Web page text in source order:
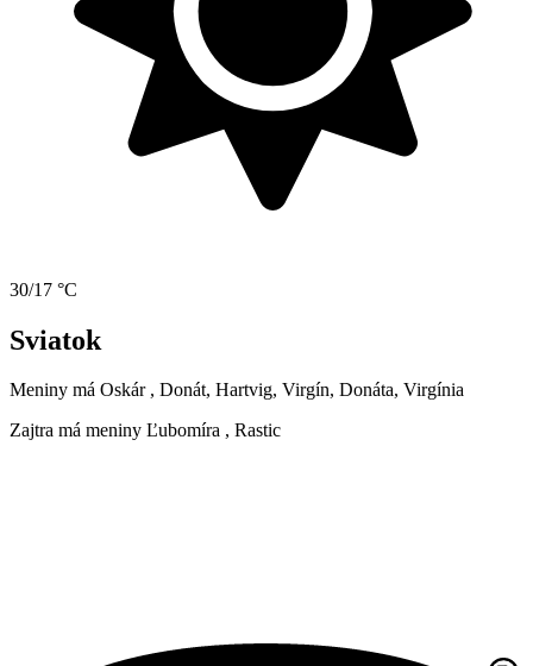
30/17 °C
Sviatok
Meniny má Oskár , Donát, Hartvig, Virgín, Donáta, Virgínia
Zajtra má meniny Ľubomíra , Rastic